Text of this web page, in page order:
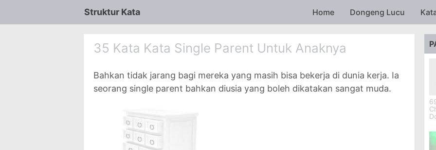
Skip to main content
Struktur Kata Home Dongeng Lucu
35 Kata Kata Single Parent Untuk Anaknya
Bahkan tidak jarang bagi mereka yang masih bisa bekerja di dunia kerja. Ia
seorang single parent bahkan diusia yang boleh dikatakan sangat muda.